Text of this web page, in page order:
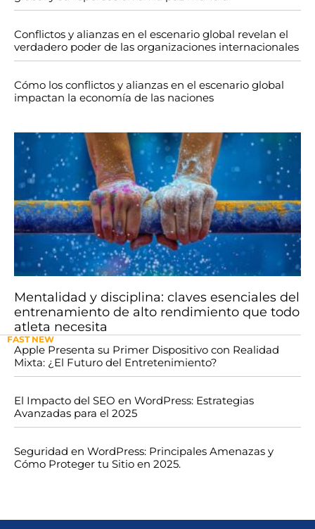
Conflictos y alianzas en el escenario global revelan el
verdadero poder de las organizaciones internacionales
Cómo los conflictos y alianzas en el escenario global
impactan la economía de las naciones
Mentalidad y disciplina: claves esenciales del
entrenamiento de alto rendimiento que todo
atleta necesita
FAST NEW
Apple Presenta su Primer Dispositivo con Realidad
Mixta: ¿El Futuro del Entretenimiento?
El Impacto del SEO en WordPress: Estrategias
Avanzadas para el 2025
Seguridad en WordPress: Principales Amenazas y
Cómo Proteger tu Sitio en 2025.